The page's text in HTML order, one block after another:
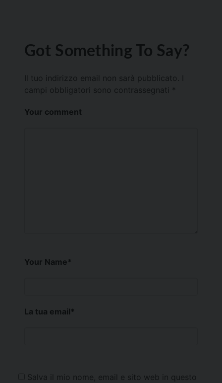
Got Something To Say?
Il tuo indirizzo email non sarà pubblicato.
campi obbligatori sono contrassegnati *
Your comment
Your Name*
La tua email*
Salva il mio nome, email e sito web in questo